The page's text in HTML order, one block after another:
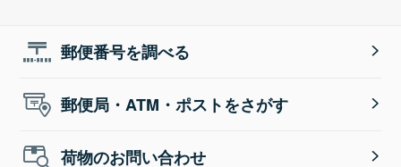
郵便番号を調べる
郵便局・ATM・ポストをさがす
荷物のお問い合わせ